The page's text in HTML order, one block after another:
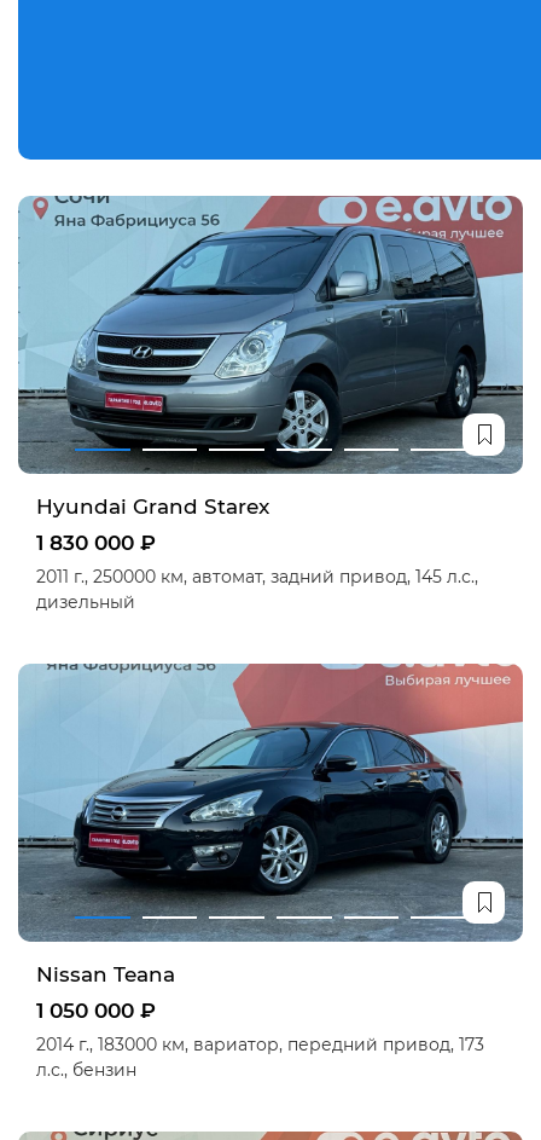
Hyundai Grand Starex
1 830 000 ₽
2011 г., 250000 км, автомат, задний привод, 145 л.с.,
дизельный
Nissan Teana
1 050 000 ₽
2014 г., 183000 км, вариатор, передний привод, 173
л.с., бензин